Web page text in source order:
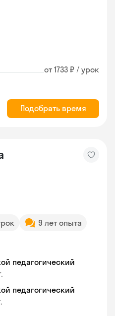
от 1733 ₽ / урок
Подобрать время
9 лет опыта
педагогический
педагогический